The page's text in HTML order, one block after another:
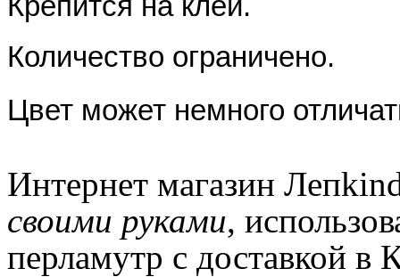
Количество ограничено.
Цвет может немного
Интернет магазин
своими руками,
перламутр с доставкой в